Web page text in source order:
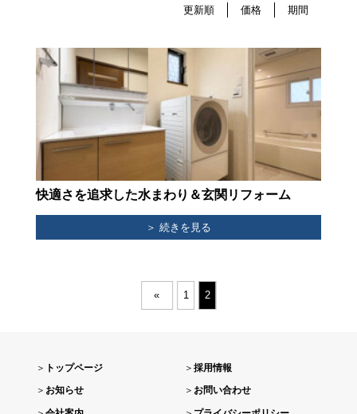
更新順 価格 期間
快適さを追求した水まわり＆玄関リフォーム
＞ 続きを見る
« 1 2
＞ トップページ
＞ お知らせ
＞採用情報
＞ お問い合わせ